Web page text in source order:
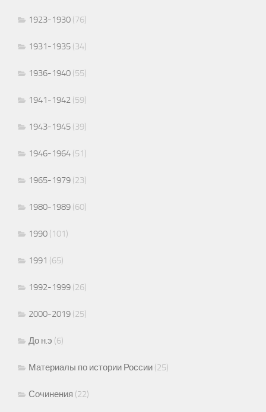
1923-1930 (76)
1931-1935 (34)
1936-1940 (55)
1941-1942 (59)
1943-1945 (39)
1946-1964 (51)
1965-1979 (23)
1980-1989 (60)
1990 (101)
1991 (65)
1992-1999 (26)
2000-2019 (25)
До н.э (6)
Материалы по истории России (25)
Сочинения (22)